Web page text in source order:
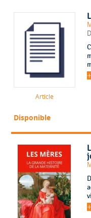
Article
Disponible